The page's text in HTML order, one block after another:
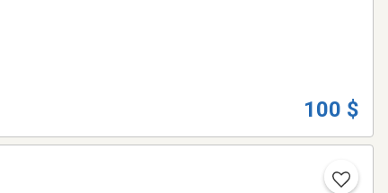
100 $